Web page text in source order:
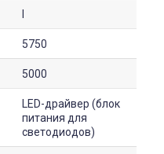
5750
5000
LED-драйвер (блок
питания для
светодиодов)